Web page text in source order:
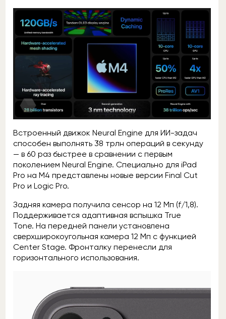
Встроенный движок Neural Engine для ИИ-задач
способен выполнять 38 трлн операций в секунду
— в 60 раз быстрее в сравнении с первым
поколением Neural Engine. Специально для iPad
Pro на M4 представлены новые версии Final Cut
Pro и Logic Pro.
Задняя камера получила сенсор на 12 Мп (f/1,8).
Поддерживается адаптивная вспышка True
Tone. На передней панели установлена
сверхширокоугольная камера 12 Мп с функцией
Center Stage. Фронталку перенесли для
горизонтального использования.